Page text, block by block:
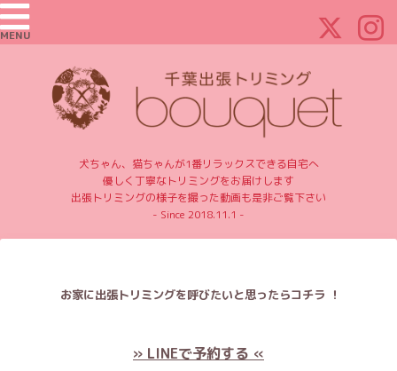
MENU
犬ちゃん、猫ちゃんが1番リラックスできる自宅へ
優しく丁寧なトリミングをお届けします
出張トリミングの様子を撮った動画も是非ご覧下さい
- Since 2018.11.1 -
お家に出張トリミングを呼びたいと思ったらコチラ ！
» LINEで予約する «